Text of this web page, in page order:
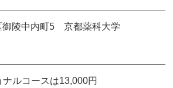
御陵中内町5 京都薬科大学
ルコースは13,000円